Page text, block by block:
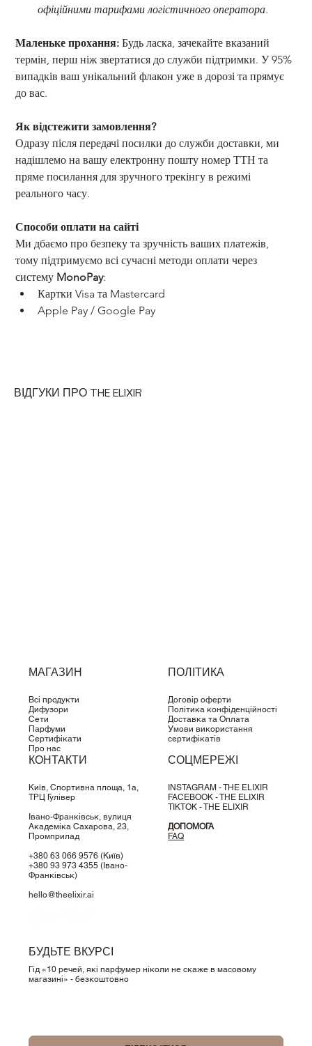
офіційними тарифами логістичного оператора.
Маленьке прохання: Будь ласка, зачекайте вказаний
термін, перш ніж звертатися до служби підтримки. У 95%
випадків ваш унікальний флакон уже в дорозі та прямує
до вас.
Як відстежити замовлення?
Одразу після передачі посилки до служби доставки, ми
надішлемо на вашу електронну пошту номер ТТН та
пряме посилання для зручного трекінгу в режимі
реального часу.
Способи оплати на сайті
Ми дбаємо про безпеку та зручність ваших платежів,
тому підтримуємо всі сучасні методи оплати через
систему MonoPay:
Картки Visa та Mastercard
Apple Pay / Google Pay
ВІДГУКИ ПРО THE ELIXIR
МАГАЗИН
Всі продукти
Дифузори
Сети
Парфуми
Сертифікати
Про нас
ПОЛІТИКА
Договір оферти
Політика конфіденційності
Доставка та Оплата
Умови використання
сертифікатів
КОНТАКТИ
Київ, Спортивна площа, 1a,
ТРЦ Гулівер
Івано-Франківськ, вулиця
Академіка Сахарова, 23,
Промприлад
+380 63 066 9576(Київ)
+380 93 973 4355(Івано-
Франківськ)
hello@theelixir.ai
СОЦМЕРЕЖІ
INSTAGRAM - THE ELIXIR
FACEBOOK - THE ELIXIR
TIKTOK - THE ELIXIR
ДОПОМОГА
FAQ
БУДЬТЕ ВКУРСІ
Гід «10 речей, які парфумер ніколи не скаже в масовому
магазині» - безкоштовно